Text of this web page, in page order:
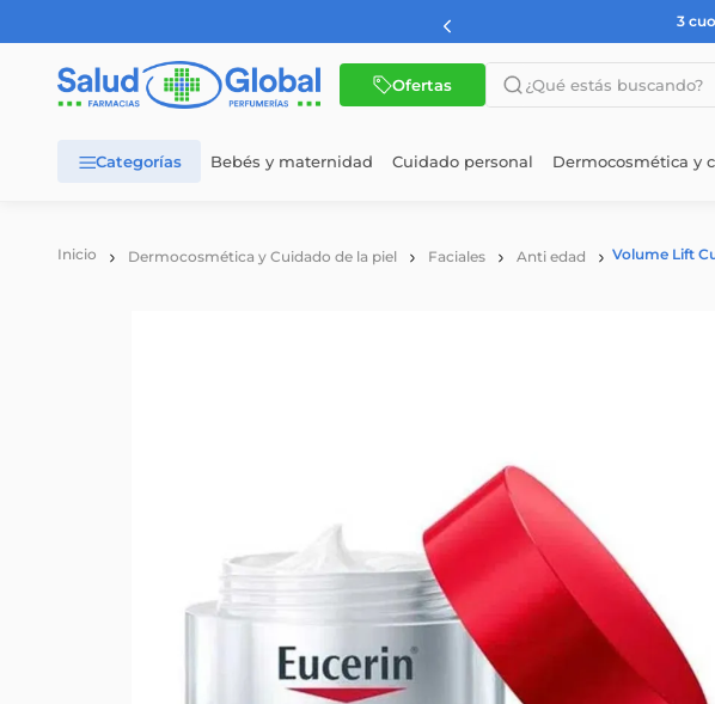
3
Ofertas
¿Qué estás buscando?
Bebés y maternidad Cuidado personal Dermocosmética y
Dermocosmética y Cuidado de la piel Faciales Anti edad Volume Lift